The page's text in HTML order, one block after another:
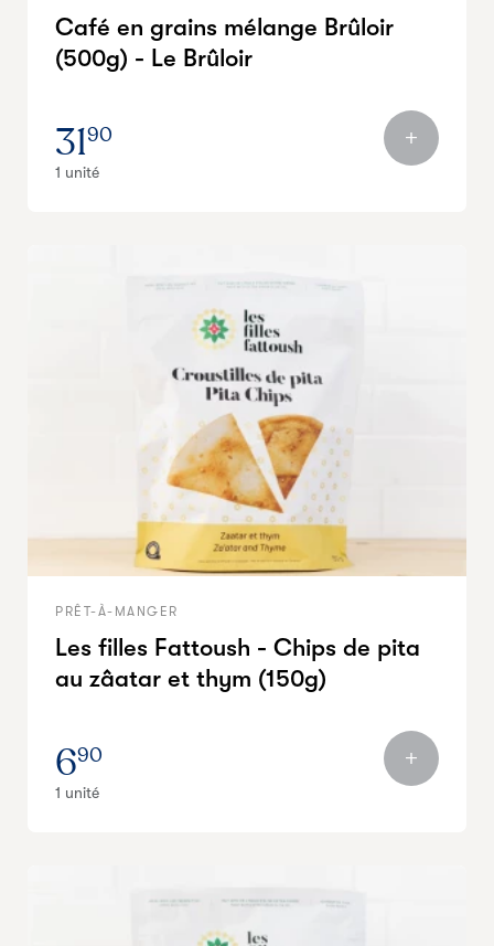
Café en grains mélange Brûloir
(500g) - Le Brûloir
3190
1 unité
PRÊT-À-MANGER
Les filles Fattoush - Chips de pita
au zâatar et thym (150g)
690
1 unité